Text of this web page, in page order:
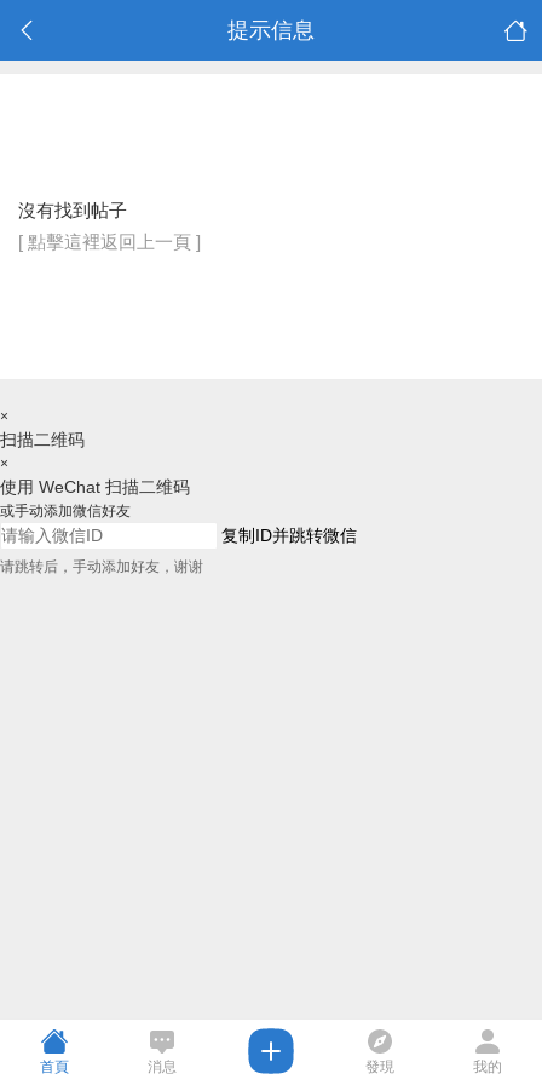
提示信息
沒有找到帖子
[ 點擊這裡返回上一頁 ]
×
扫描二维码
×
使用 WeChat 扫描二维码
或手动添加微信好友
复制ID并跳转微信
请跳转后，手动添加好友，谢谢
首頁 消息 發現 我的